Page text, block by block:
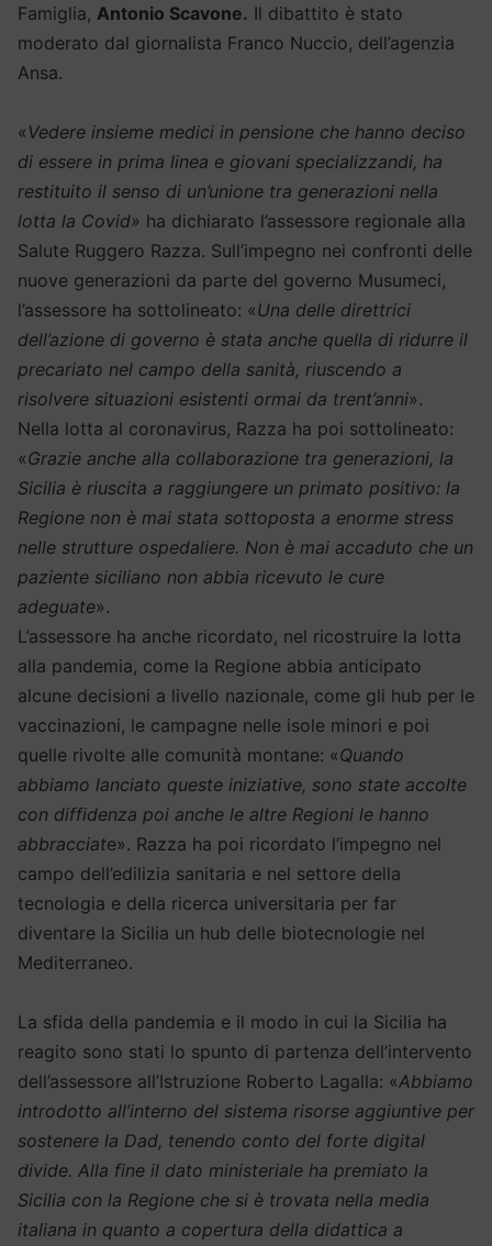
Famiglia, Antonio Scavone. Il dibattito è stato
moderato dal giornalista Franco Nuccio, dell’agenzia
Ansa.
« Vedere insieme medici in pensione che hanno deciso
di essere in prima linea e giovani specializzandi, ha
restituito il senso di un’unione tra generazioni nella
lotta la Covid» ha dichiarato l’assessore regionale alla
Salute Ruggero Razza. Sull’impegno nei confronti delle
nuove generazioni da parte del governo Musumeci,
l’assessore ha sottolineato: «Una delle direttrici
dell’azione di governo è stata anche quella di ridurre il
precariato nel campo della sanità, riuscendo a
risolvere situazioni esistenti ormai da trent’anni».
Nella lotta al coronavirus, Razza ha poi sottolineato:
«Grazie anche alla collaborazione tra generazioni, la
Sicilia è riuscita a raggiungere un primato positivo: la
Regione non è mai stata sottoposta a enorme stress
nelle strutture ospedaliere. Non è mai accaduto che un
paziente siciliano non abbia ricevuto le cure
adeguate».
L’assessore ha anche ricordato, nel ricostruire la lotta
alla pandemia, come la Regione abbia anticipato
alcune decisioni a livello nazionale, come gli hub per le
vaccinazioni, le campagne nelle isole minori e poi
quelle rivolte alle comunità montane: «Quando
abbiamo lanciato queste iniziative, sono state accolte
con diffidenza poi anche le altre Regioni le hanno
abbracciate». Razza ha poi ricordato l’impegno nel
campo dell’edilizia sanitaria e nel settore della
tecnologia e della ricerca universitaria per far
diventare la Sicilia un hub delle biotecnologie nel
Mediterraneo.
La sfida della pandemia e il modo in cui la Sicilia ha
reagito sono stati lo spunto di partenza dell’intervento
dell’assessore all’Istruzione Roberto Lagalla: «Abbiamo
introdotto all’interno del sistema risorse aggiuntive per
sostenere la Dad, tenendo conto del forte digital
divide. Alla fine il dato ministeriale ha premiato la
Sicilia con la Regione che si è trovata nella media
italiana in quanto a copertura della didattica a